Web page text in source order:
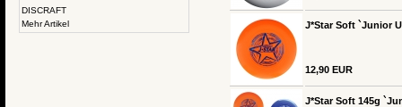
DISCRAFT
Mehr Artikel
J*Star Soft `Junior
12,90 EUR
J*Star Soft 145g